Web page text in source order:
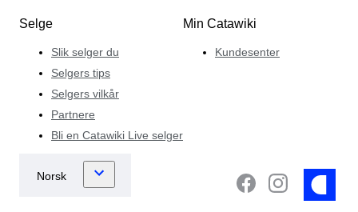
Selge
Slik selger du
Selgers tips
Selgers vilkår
Partnere
Bli en Catawiki Live selger
Min Catawiki
Kundesenter